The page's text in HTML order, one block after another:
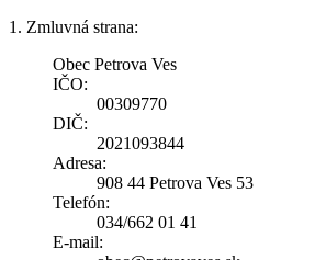
1. Zmluvná strana:
Obec Petrova Ves
IČO:
00309770
DIČ:
2021093844
Adresa:
908 44 Petrova Ves 53
Telefón:
034/662 01 41
E-mail: